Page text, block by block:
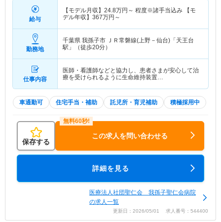
給与
【モデル月収】 24.8万円～ 程度※諸手当込み 【モ
デル年収】 367万円～
勤務地
千葉県 我孫子市 ＪＲ常磐線(上野－仙台)「天王台
駅」（徒歩20分）
仕事内容
医師・看護師などと協力し、患者さまが安心して治
療を受けられるように生命維持装置…
車通勤可 住宅手当・補助 託児所・育児補助 積極採用中
保存する
この求人を問い合わせる
詳細を見る
医療法人社団聖仁会 我孫子聖仁会病院
の求人一覧
更新日：2026/05/01 求人番号：544400